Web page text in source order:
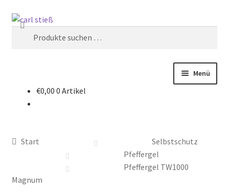
Zur
Navigation
Zum
Inhalt
Suchen
Suchen
Menü
Selbstschutz
€0,00 0 Artikel
Start
Selbstschutz
Pfeffergel
Pfeffergel TW1000
Magnum